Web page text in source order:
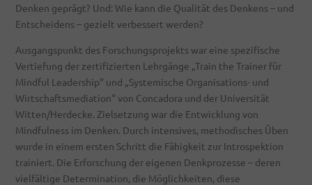
Denken geprägt? Und: Wie kann die Qualität des Denkens – und
Entscheidens – gezielt verbessert werden?
Ausgangspunkt des Forschungsprojekts war eine spezifische
Vertiefung der zertifizierten Lehrgänge „Train the Trainer für
Mindful Leadership“ und „Systemische Organisations- und
Wirtschaftsmediation“ von Concadora und der Universität
Witten/Herdecke. Zielsetzung war die Entwicklung von
Mindfulness im Denken. Durch intensives, methodisches Üben
wurde in einem ersten Schritt die Fähigkeit zur Introspektion
trainiert. Die Erforschung der eigenen Denkprozesse – deren
vielfältige Determination, die Möglichkeiten, diese